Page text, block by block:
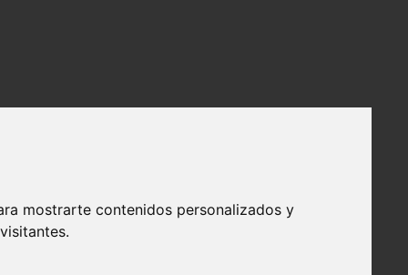
mostrarte contenidos personalizados y